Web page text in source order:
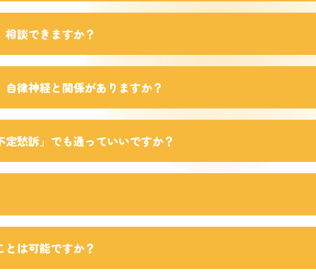
談できますか？
律神経と関係がありますか？
愁訴」でも通っていいですか？
は可能ですか？